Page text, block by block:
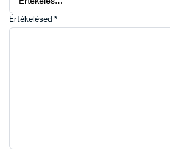
Értékelésed *